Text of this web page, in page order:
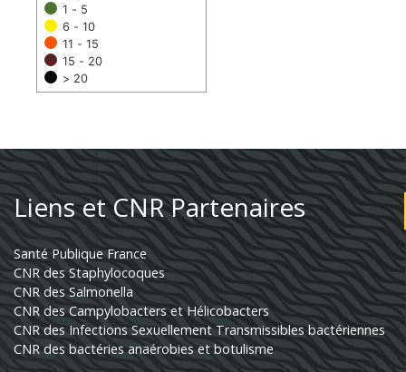
1 - 5
6 - 10
11 - 15
15 - 20
> 20
Liens et CNR Partenaires
Santé Publique France
CNR des Staphylocoques
CNR des Salmonella
CNR des Campylobacters et Hélicobacters
CNR des Infections Sexuellement Transmissibles bactériennes
CNR des bactéries anaérobies et botulisme